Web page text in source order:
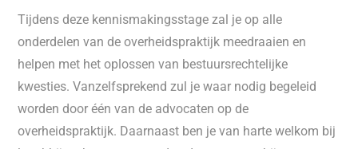
Tijdens deze kennismakingsstage zal je op alle
onderdelen van de overheidspraktijk meedraaien en
helpen met het oplossen van bestuursrechtelijke
kwesties. Vanzelfsprekend zul je waar nodig begeleid
worden door één van de advocaten op de
overheidspraktijk. Daarnaast ben je van harte welkom bij